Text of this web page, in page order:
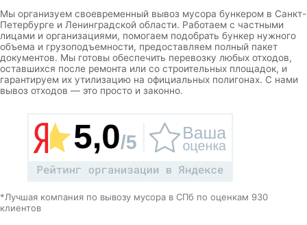
Мы организуем своевременный вывоз мусора бункером в Санкт-
Петербурге и Ленинградской области. Работаем с частными
лицами и организациями, помогаем подобрать бункер нужного
объема и грузоподъемности, предоставляем полный пакет
документов. Мы готовы обеспечить перевозку любых отходов,
оставшихся после ремонта или со строительных площадок, и
гарантируем их утилизацию на официальных полигонах. С нами
вывоз отходов — это просто и законно.
*Лучшая компания по вывозу мусора в СПб по оценкам 930
клиентов